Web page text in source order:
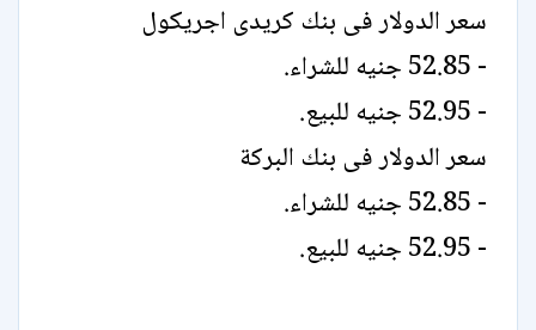
سعر الدولار فى بنك كريدى اجريكول
- 52.85 جنيه للشراء.
- 52.95 جنيه للبيع.
سعر الدولار فى بنك البركة
- 52.85 جنيه للشراء.
- 52.95 جنيه للبيع.